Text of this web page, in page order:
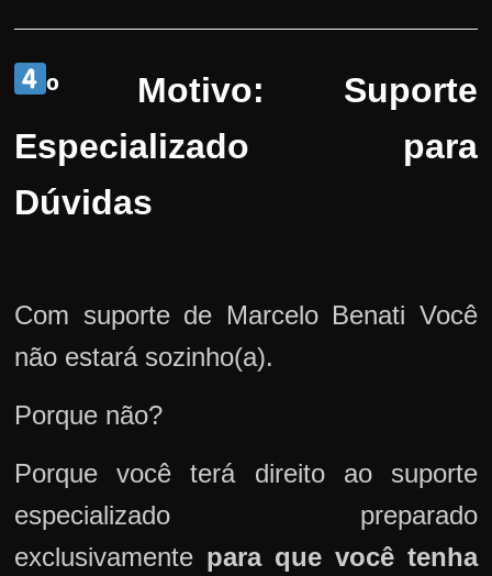
º Motivo: Suporte
Especializado para
Dúvidas
Com suporte de Marcelo Benati Você
não estará sozinho(a).
Porque não?
Porque você terá direito ao suporte
especializado preparado
exclusivamente para que você tenha